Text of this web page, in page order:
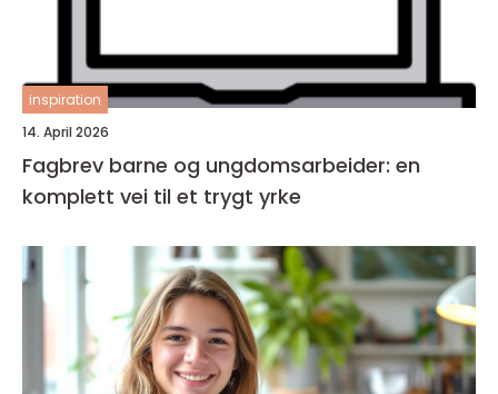
inspiration
14. April 2026
Fagbrev barne og ungdomsarbeider: en
komplett vei til et trygt yrke